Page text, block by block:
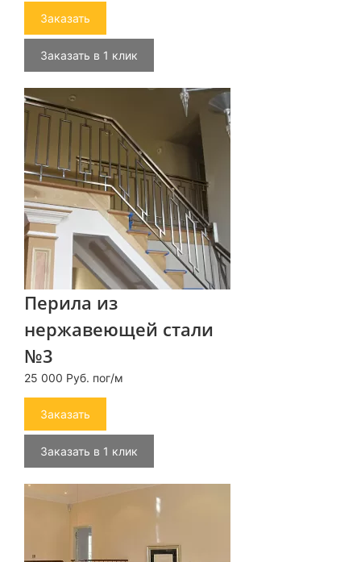
Заказать
Заказать в 1 клик
Перила из
нержавеющей стали
№3
25 000 Руб. пог/м
Заказать
Заказать в 1 клик